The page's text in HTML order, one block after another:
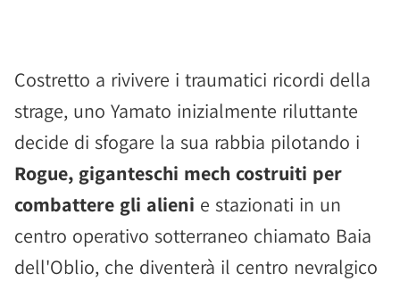
Costretto a rivivere i traumatici ricordi della
strage, uno Yamato inizialmente riluttante
decide di sfogare la sua rabbia pilotando i
Rogue, giganteschi mech costruiti per
combattere gli alieni e stazionati in un
centro operativo sotterraneo chiamato Baia
dell'Oblio, che diventerà il centro nevralgico